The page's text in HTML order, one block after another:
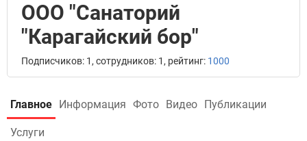
ООО "Санаторий
"Карагайский бор"
Подписчиков: 1, сотрудников: 1, рейтинг: 1000
Главное Информация Фото Видео Публикации
Услуги